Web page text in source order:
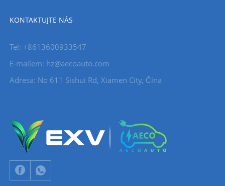
KONTAKTUJTE NÁS
Tel: +8613600933547
E-mailem: hz@aecoauto.com
Adresa: No 611 Sishui Rd, Xiamen City, Čína